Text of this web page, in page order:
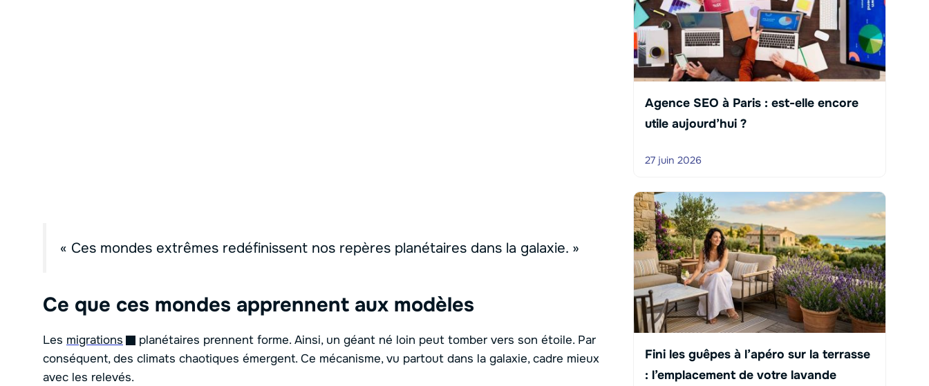
« Ces mondes extrêmes redéfinissent nos repères planétaires dans la galaxie. »
Ce que ces mondes apprennent aux modèles
Les migrations
planétaires prennent forme. Ainsi, un géant né loin peut tomber vers son étoile. Par
conséquent, des climats chaotiques émergent. Ce mécanisme, vu partout dans la galaxie, cadre mieux
avec les relevés.
Agence SEO à Paris : est-elle encore
utile aujourd’hui ?
27 juin 2026
Fini les guêpes à l’apéro sur la terrasse
: l’emplacement de votre lavande